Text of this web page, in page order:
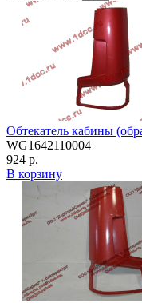
Обтекатель кабины
WG1642110004
924 р.
В корзину